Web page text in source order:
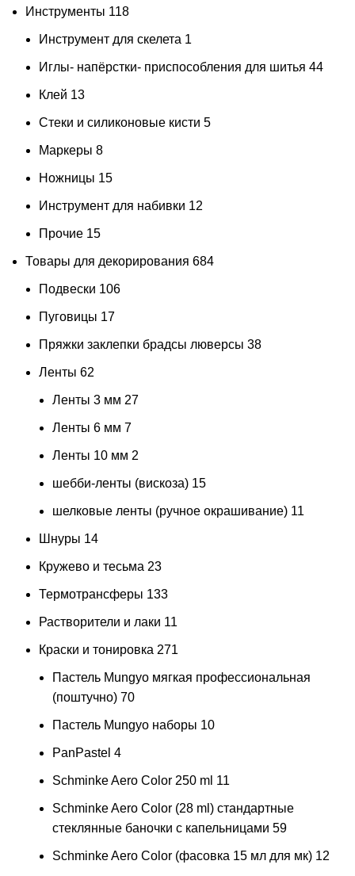
Инструменты 118
Инструмент для скелета 1
Иглы- напёрстки- приспособления для шитья 44
Клей 13
Стеки и силиконовые кисти 5
Маркеры 8
Ножницы 15
Инструмент для набивки 12
Прочие 15
Товары для декорирования 684
Подвески 106
Пуговицы 17
Пряжки заклепки брадсы люверсы 38
Ленты 62
Ленты 3 мм 27
Ленты 6 мм 7
Ленты 10 мм 2
шебби-ленты (вискоза) 15
шелковые ленты (ручное окрашивание) 11
Шнуры 14
Кружево и тесьма 23
Термотрансферы 133
Растворители и лаки 11
Краски и тонировка 271
Пастель Mungyo мягкая профессиональная
(поштучно) 70
Пастель Mungyo наборы 10
PanPastel 4
Schminke Aero Color 250 ml 11
Schminke Aero Color (28 ml) стандартные
стеклянные баночки с капельницами 59
Schminke Aero Color (фасовка 15 мл для мк) 12